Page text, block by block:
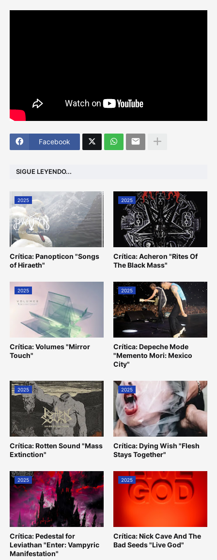
Facebook
SIGUE LEYENDO...
2025
Crítica: Panopticon "Songs
of Hiraeth"
2025
Crítica: Acheron "Rites Of
The Black Mass"
2025
Crítica: Volumes "Mirror
Touch"
2025
Crítica: Depeche Mode
"Memento Mori: Mexico
City"
2025
Crítica: Rotten Sound "Mass
Extinction"
2025
Crítica: Dying Wish "Flesh
Stays Together"
2025
Crítica: Pedestal for
Leviathan "Enter: Vampyric
Manifestation"
2025
Crítica: Nick Cave And The
Bad Seeds "Live God"